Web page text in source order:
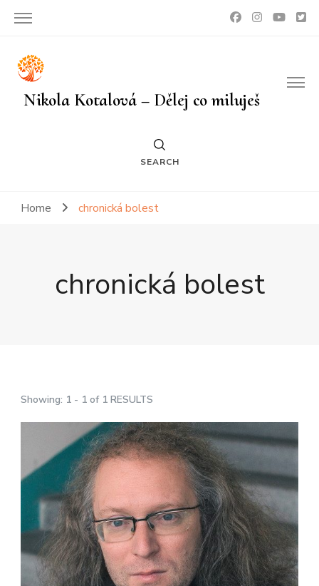
Nikola Kotalová – Dělej co miluješ
SEARCH
Home chronická bolest
chronická bolest
Showing: 1 - 1 of 1 RESULTS